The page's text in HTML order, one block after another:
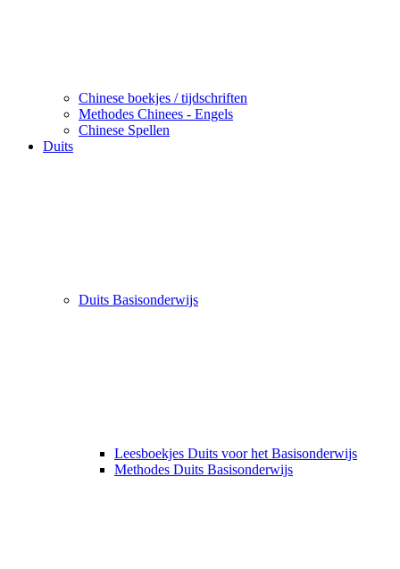
Chinese boekjes / tijdschriften
Methodes Chinees - Engels
Chinese Spellen
Duits
Duits Basisonderwijs
Leesboekjes Duits voor het Basisonderwijs
Methodes Duits Basisonderwijs